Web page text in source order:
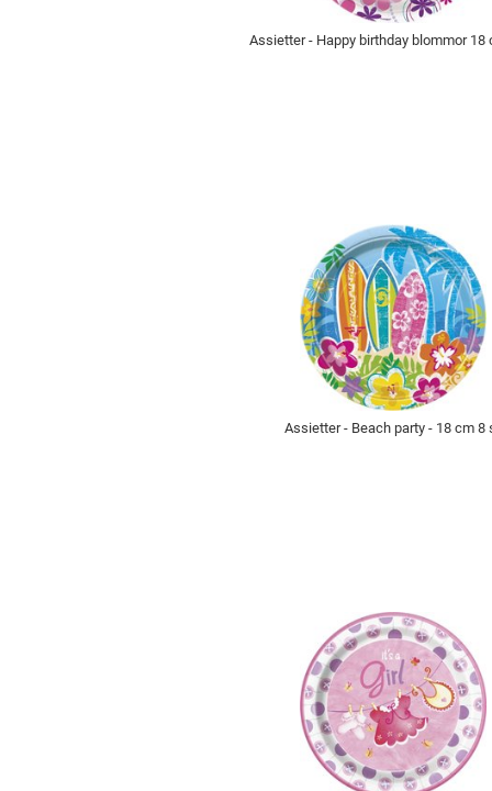
Assietter - Happy birthday blommor 18
Assietter - Beach party - 18 cm 8